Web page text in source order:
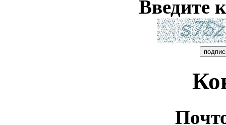
Введите